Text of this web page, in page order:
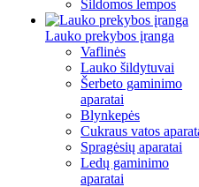
Šildomos lempos
Lauko prekybos įranga
Vaflinės
Lauko šildytuvai
Šerbeto gaminimo
aparatai
Blynkepės
Cukraus vatos
Spragėsių aparatai
Ledų gaminimo
aparatai